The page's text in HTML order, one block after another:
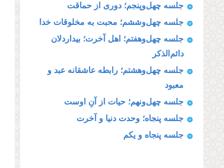
جلسه چهل‌وپنجم؛ دوری از حماقت
جلسه چهل‌وششم؛ محبت به مخلوقات خدا
جلسه چهل‌وهفتم؛ اهل آخرت؛ بیداردلان
دائم‌الذكر
جلسه چهل‌وهشتم؛ رابطه عاشقانه عبد و
معبود
جلسه چهل‌ونهم؛ حیات از آنِ اوست
جلسه پنجاه؛ وحدت دنیا و آخرت
جلسه پنجاه و یكم